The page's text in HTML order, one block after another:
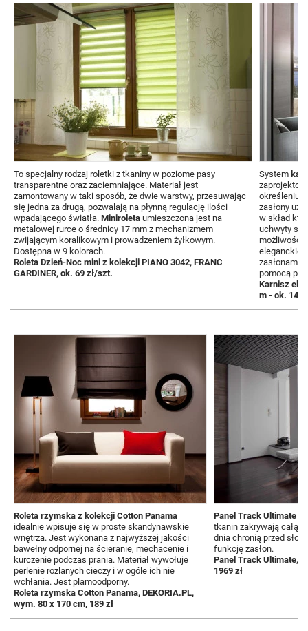
To specjalny rodzaj roletki z tkaniny w poziome pasy
transparentne oraz zaciemniające. Materiał jest
zamontowany w taki sposób, że dwie warstwy, przesuwając
się jedna za drugą, pozwalają na płynną regulację ilości
wpadającego światła. Miniroleta umieszczona jest na
metalowej rurce o średnicy 17 mm z mechanizmem
zwijającym koralikowym i prowadzeniem żyłkowym.
Dostępna w 9 kolorach.
Roleta Dzień-Noc mini z kolekcji PIANO 3042, FRANC
GARDINER, ok. 69 zł/szt.
System
określeniu
zasłony
w skład
uchwyty
eleganckiej
zasłonami
pomocą
Karnisz
m - ok. 1400
Roleta rzymska z kolekcji Cotton Panama
idealnie wpisuje się w proste skandynawskie
wnętrza. Jest wykonana z najwyższej jakości
bawełny odpornej na ścieranie, mechacenie i
kurczenie podczas prania. Materiał wywołuje
perlenie rozlanych cieczy i w ogóle ich nie
wchłania. Jest plamoodporny.
Roleta rzymska Cotton Panama, DEKORIA.PL,
wym. 80 x 170 cm, 189 zł
Panel Track Ultimate
tkanin zakrywają całą
dnia chronią przed
funkcję zasłon.
Panel Track Ultimate,
1969 zł